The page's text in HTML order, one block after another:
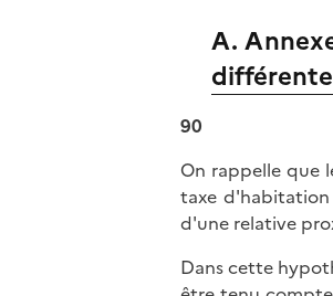
A.
90
On rappelle que
taxe
d'une relative
Dans cette